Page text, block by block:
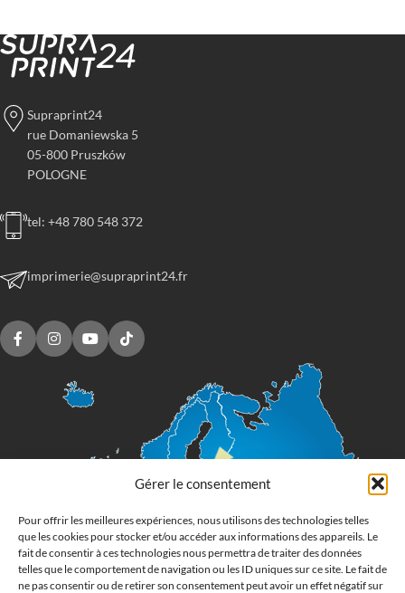
Gérer le consentement
Pour offrir les meilleures expériences, nous utilisons des technologies telles
que les cookies pour stocker et/ou accéder aux informations des appareils. Le
fait de consentir à ces technologies nous permettra de traiter des données
telles que le comportement de navigation ou les ID uniques sur ce site. Le fait de
ne pas consentir ou de retirer son consentement peut avoir un effet négatif sur
Supraprint24
rue Domaniewska 5
05-800 Pruszków
POLOGNE
tel: +48 780 548 372
imprimerie@supraprint24.fr